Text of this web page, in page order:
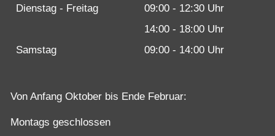
Über uns
Anfahrt & Routenplaner
Dienstag - Freitag
09:00 - 12:30 Uhr
14:00 - 18:00 Uhr
Samstag
09:00 - 14:00 Uhr
Von Anfang Oktober bis Ende Februar:
Montags geschlossen